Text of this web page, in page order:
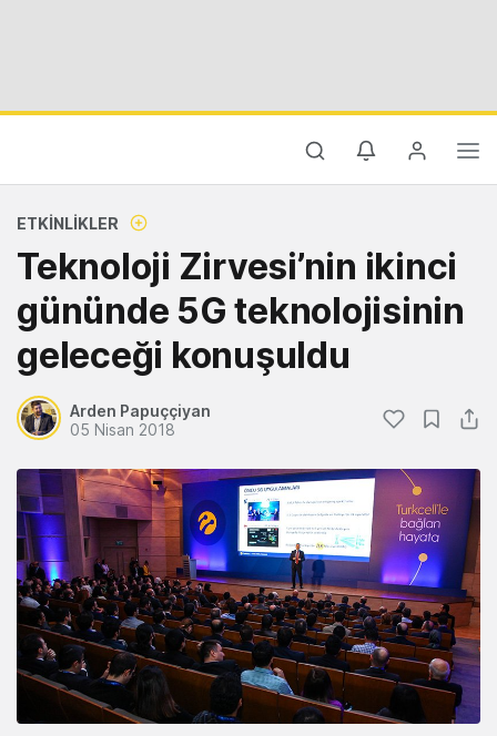
ETKINLIKLER
Teknoloji Zirvesi’nin ikinci
gününde 5G teknolojisinin
geleceği konuşuldu
Arden Papuççiyan
05 Nisan 2018